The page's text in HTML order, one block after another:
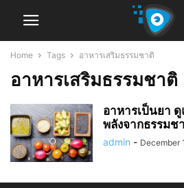
Home Tags อาหารเสริมธรรมชาติ
อาหารเสริมธรรมชาติ
อาหารเป็นยา
พลังจากธรรมช
admin - December